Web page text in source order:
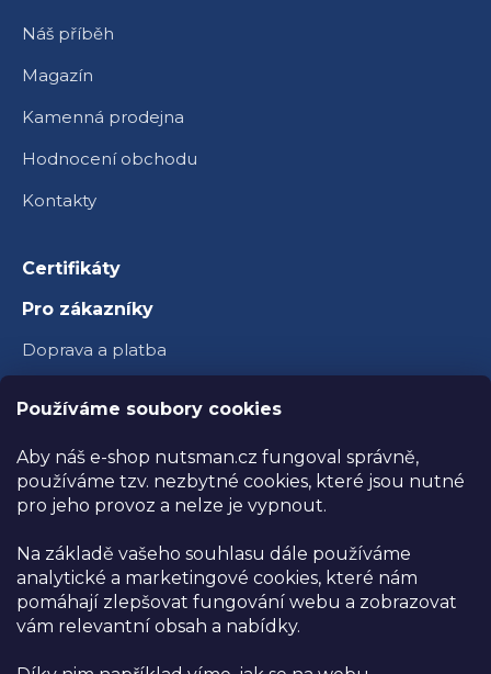
Používáme soubory cookies
Aby náš e-shop nutsman.cz fungoval správně,
používáme tzv. nezbytné cookies, které jsou nutné
pro jeho provoz a nelze je vypnout.
Na základě vašeho souhlasu dále používáme
analytické a marketingové cookies, které nám
pomáhají zlepšovat fungování webu a zobrazovat
vám relevantní obsah a nabídky.
Náš příběh
Magazín
Kamenná prodejna
Hodnocení obchodu
Kontakty
Certifikáty
Pro zákazníky
Doprava a platba
Ambasador Nutsman
Obchodní podmínky
Reklamace a vrácení zboží
Ochrana osobních údajů